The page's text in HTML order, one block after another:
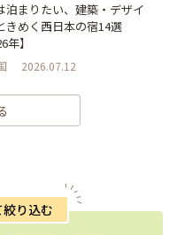
泊まりたい、建築・デザイ
きめく西日本の宿14選
年】
2026.07.12
り込む